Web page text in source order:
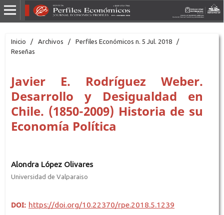
Inicio / Archivos / Perfiles Económicos n. 5 Jul. 2018
/
Reseñas
Javier E. Rodríguez Weber.
Desarrollo y Desigualdad en
Chile. (1850-2009) Historia de su
Economía Política
Alondra López Olivares
Universidad de Valparaiso
DOI: https://doi.org/10.22370/rpe.2018.5.1239